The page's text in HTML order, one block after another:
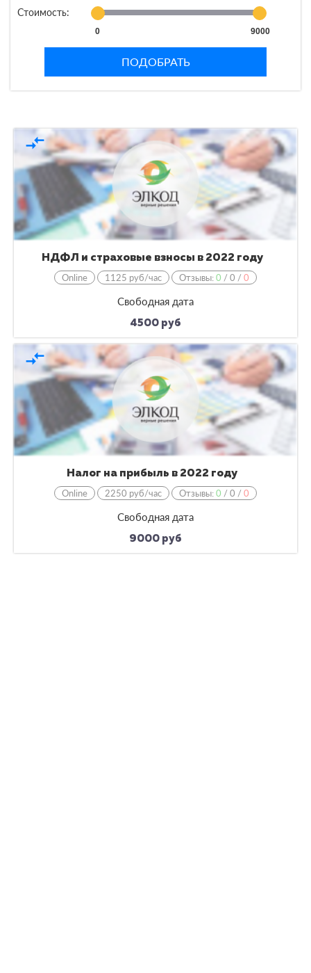
Стоимость:
0 9000
ПОДОБРАТЬ
compare_arrows
НДФЛ и страховые взносы в 2022 году
Online
1125 руб/час Отзывы:0 /0 /0
Свободная дата
4500 руб
compare_arrows
Налог на прибыль в 2022 году
Online
2250 руб/час Отзывы:0 /0 /0
Свободная дата
9000 руб